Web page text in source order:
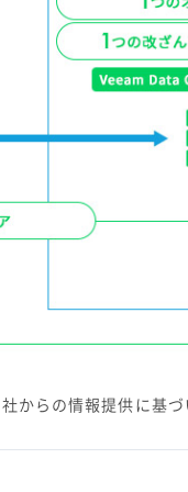
からの情報提供に基